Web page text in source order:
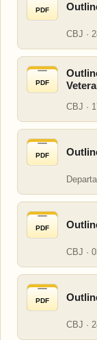
PDF
CBJ ·
PDF
CBJ ·
PDF
PDF
CBJ ·
PDF
CBJ ·